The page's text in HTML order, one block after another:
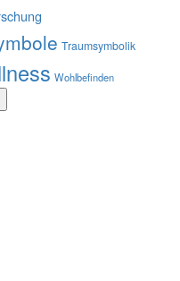
Traumsymbolik
Wohlbefinden